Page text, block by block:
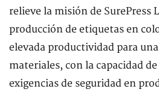
relieve la misión de SurePress
producción de etiquetas en
elevada productividad para
materiales, con la capacidad
exigencias de seguridad en